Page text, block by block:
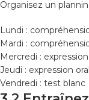
Organisez un
Lundi :
Mardi :
Mercredi :
Jeudi : expression
Vendredi : test blanc